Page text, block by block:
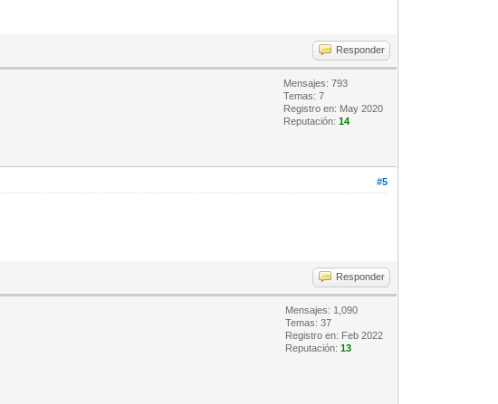
Responder
Mensajes: 793
Temas: 7
Registro en: May 2020
Reputación:14
#5
Responder
Mensajes: 1,090
Temas: 37
Registro en: Feb 2022
Reputación:13